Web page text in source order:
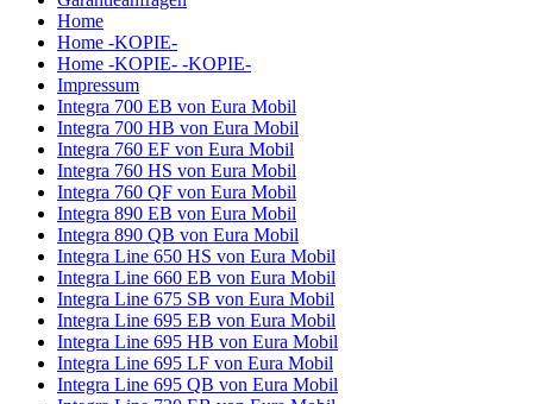
Home
Home -KOPIE-
Home -KOPIE- -KOPIE-
Impressum
Integra 700 EB von Eura Mobil
Integra 700 HB von Eura Mobil
Integra 760 EF von Eura Mobil
Integra 760 HS von Eura Mobil
Integra 760 QF von Eura Mobil
Integra 890 EB von Eura Mobil
Integra 890 QB von Eura Mobil
Integra Line 650 HS von Eura Mobil
Integra Line 660 EB von Eura Mobil
Integra Line 675 SB von Eura Mobil
Integra Line 695 EB von Eura Mobil
Integra Line 695 HB von Eura Mobil
Integra Line 695 LF von Eura Mobil
Integra Line 695 QB von Eura Mobil